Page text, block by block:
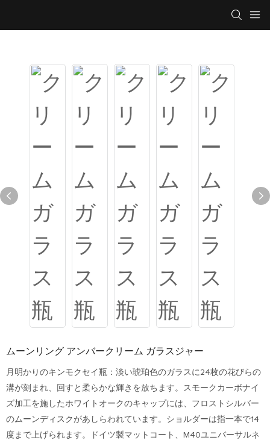
ムーンリング アンバークリーム ガラスジャー
月明かりのキンモクセイ瓶：淡い琥珀色のガラスに24枚の花びらの
溝が刻まれ、回すと柔らかな輝きを放ちます。スモークカーボナイ
ズ加工を施したホワイトオークのキャップには、フロストシルバー
のムーンディスクがあしらわれています。ショルダーは指一本で14
度まで上げられます。ドイツ製マットコート、M40ユニバーサルネ